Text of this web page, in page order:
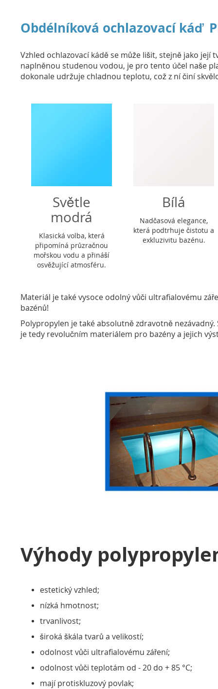
Obdélníková ochlazovací káď
Vzhled ochlazovací kádě se může lišit, stejně jako
naplněnou studenou vodou, je pro tento účel naše
dokonale udržuje chladnou teplotu, což z ní činí
Světle
modrá
Klasická volba, která
připomíná průzračnou
mořskou vodu a přináší
osvěžující atmosféru.
Bílá
Nadčasová elegance,
která podtrhuje čistotu a
exkluzivitu bazénu.
Materiál je také vysoce odolný vůči ultrafialovému
bazénů!
Polypropylen je také absolutně zdravotně
je tedy revolučním materiálem pro bazény a jejich
Výhody
estetický vzhled;
nízká hmotnost;
trvanlivost;
široká škála tvarů a velikostí;
odolnost vůči ultrafialovému záření;
odolnost vůči teplotám od - 20 do + 85 °C;
mají protiskluzový povlak;